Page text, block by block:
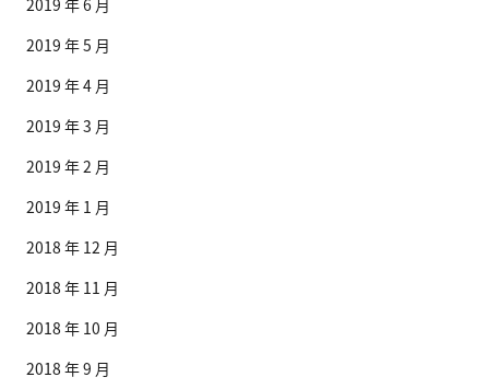
2019 年 5 月
2019 年 4 月
2019 年 3 月
2019 年 2 月
2019 年 1 月
2018 年 12 月
2018 年 11 月
2018 年 10 月
2018 年 9 月